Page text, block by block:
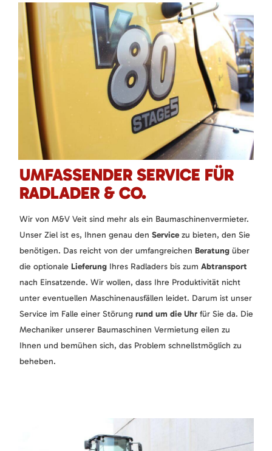
UMFASSENDER SERVICE FÜR
RADLADER & CO.
Wir von M&V Veit sind mehr als ein Baumaschinenvermieter.
Unser Ziel ist es, Ihnen genau den Servicezu bieten, den Sie
benötigen. Das reicht von der umfangreichen Beratung über
die optionale Lieferung Ihres Radladers bis zum Abtransport
nach Einsatzende. Wir wollen, dass Ihre Produktivität nicht
unter eventuellen Maschinenausfällen leidet. Darum ist unser
Service im Falle einer Störung rund um die Uhr für Sie da. Die
Mechaniker unserer Baumaschinen Vermietung eilen zu
Ihnen und bemühen sich, das Problem schnellstmöglich zu
beheben.